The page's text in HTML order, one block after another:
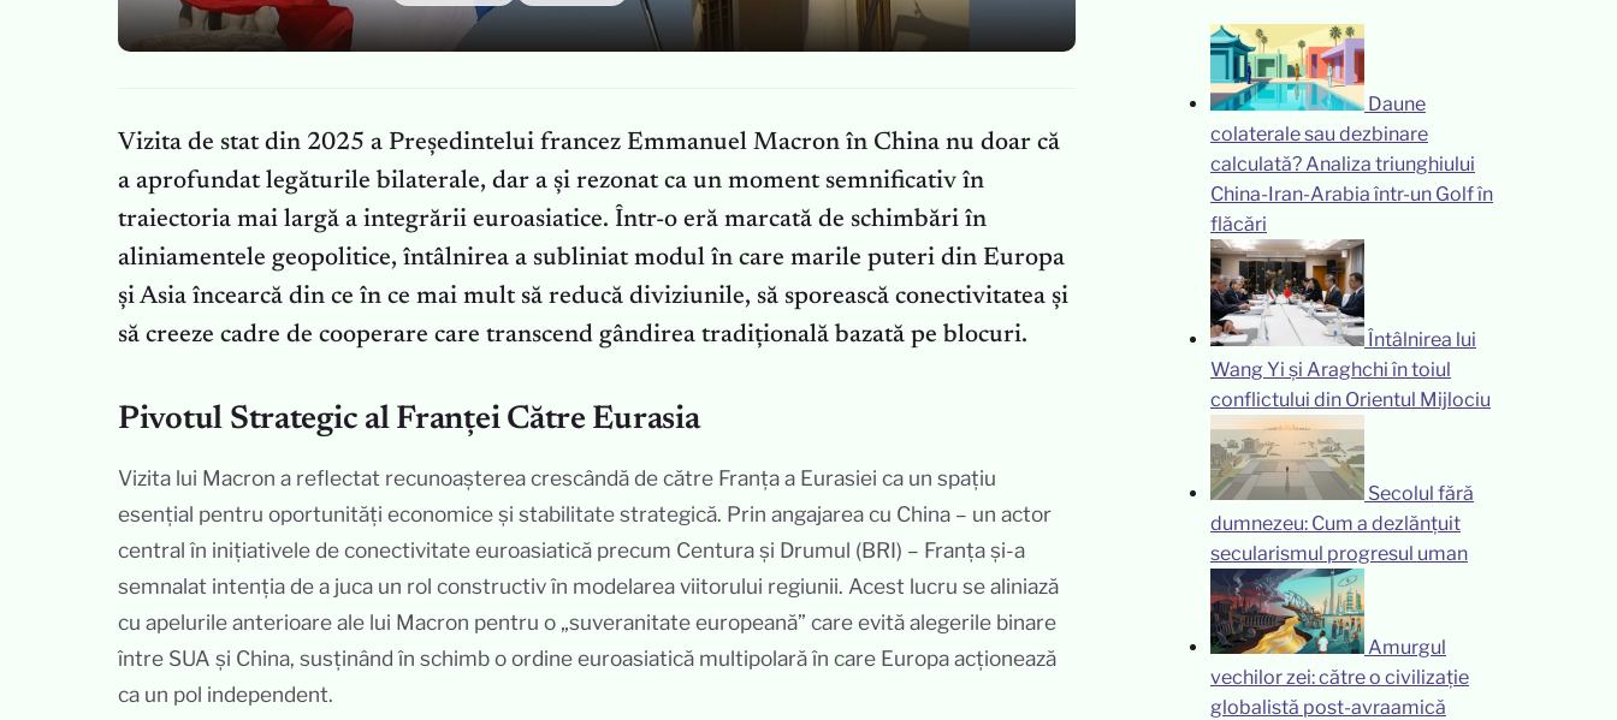
Vizita de stat din 2025 a Președintelui francez Emmanuel Macron în China nu doar că
a aprofundat legăturile bilaterale, dar a și rezonat ca un moment semnificativ în
traiectoria mai largă a integrării euroasiatice. Într-o eră marcată de schimbări în
aliniamentele geopolitice, întâlnirea a subliniat modul în care marile puteri din Europa
și Asia încearcă din ce în ce mai mult să reducă diviziunile, să sporească conectivitatea și
să creeze cadre de cooperare care transcend gândirea tradițională bazată pe blocuri.
Pivotul Strategic al Franței Către Eurasia
Vizita lui Macron a reflectat recunoașterea crescândă de către Franța a Eurasiei ca un spațiu
esențial pentru oportunități economice și stabilitate strategică. Prin angajarea cu China – un actor
central în inițiativele de conectivitate euroasiatică precum Centura și Drumul (BRI) – Franța și-a
semnalat intenția de a juca un rol constructiv în modelarea viitorului regiunii. Acest lucru se aliniază
cu apelurile anterioare ale lui Macron pentru o „suveranitate europeană” care evită alegerile binare
între SUA și China, susținând în schimb o ordine euroasiatică multipolară în care Europa acționează
ca un pol independent.
Daune
colaterale sau dezbinare
calculată? Analiza triunghiului
China-Iran-Arabia într-un Golf în
flăcări
Întâlnirea lui
Wang Yi și Araghchi în toiul
conflictului din Orientul Mijlociu
Secolul fără
dumnezeu: Cum a dezlănțuit
secularismul progresul uman
Amurgul
vechilor zei: către o civilizație
globalistă post-avraamică